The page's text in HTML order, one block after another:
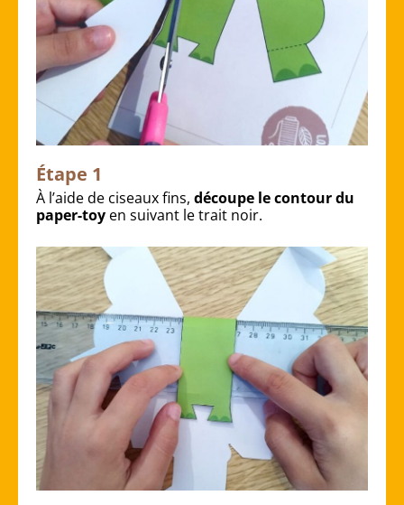
Étape 1
À l’aide de ciseaux fins, découpe le contour du
paper-toy en suivant le trait noir.